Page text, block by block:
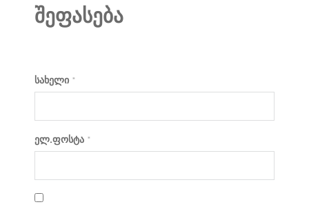
შეფასება
სახელი *
ელ.ფოსტა *